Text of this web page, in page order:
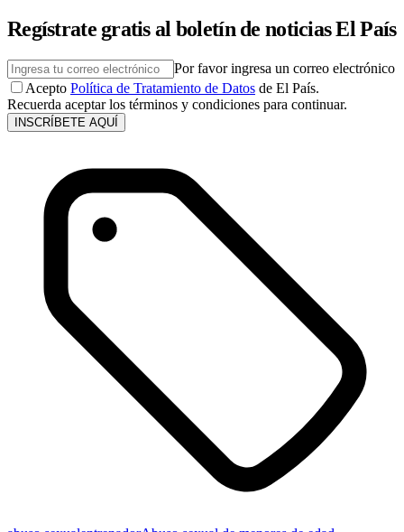
Regístrate gratis al boletín de noticias El País
Por favor ingresa un correo electrónico
Acepto Política de Tratamiento de Datos de El País.
Recuerda aceptar los términos y condiciones para continuar.
INSCRÍBETE AQUÍ